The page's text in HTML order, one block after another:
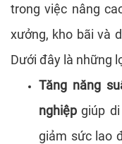
trong việc nâng
xưởng, kho bãi và
Dưới đây là những
Tăng năng
nghiệp giúp
giảm sức lao